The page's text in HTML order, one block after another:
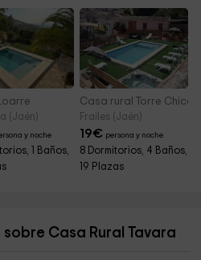
(Jaén)
y noche
1 Baños,
Casa rural Torre Chica
Frailes (Jaén)
19€ persona y noche
8 Dormitorios, 4 Baños,
19 Plazas
Casa Rural Tavara